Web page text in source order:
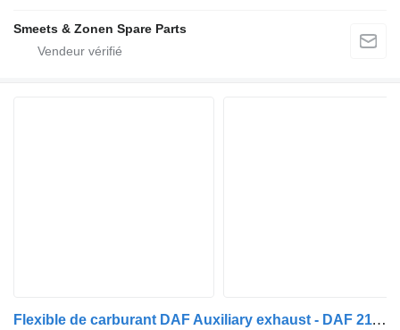
Smeets & Zonen Spare Parts
Flexible de carburant DAF Auxiliary exhaust - DAF 2117943 - DAF 2117942 pour camion